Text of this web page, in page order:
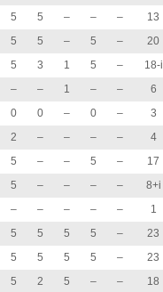
5 5 – – – 13
5 5 – 5 – 20
5 3 1 5 – 18-i
– – 1 – – 6
0 0 – 0 – 3
2 – – – – 4
5 – – 5 – 17
5 – – – – 8+i
– – – – – 1
5 5 5 5 – 23
5 5 5 5 – 23
5 2 5 – – 18